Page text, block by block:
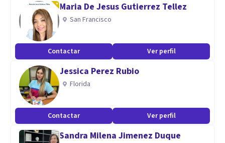
Maria De Jesus Gutierrez Tellez
San Francisco
Contactar Ver perfil
Jessica Perez Rubio
Florida
Contactar Ver perfil
Sandra Milena Jimenez Duque